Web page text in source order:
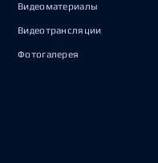
Видеоматериалы
Видеотрансляции
Фотогалерея